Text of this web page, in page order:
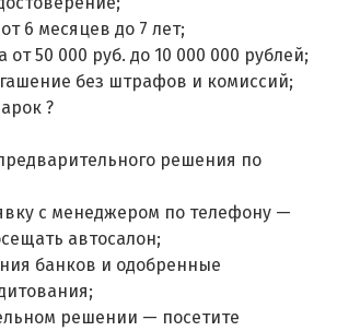
6 месяцев до 7 лет;
от 50 000 руб. до 10 000 000 рублей;
без штрафов и комиссий;
?
решения по
с менеджером по телефону —
автосалон;
банков и одобренные
решении — посетите